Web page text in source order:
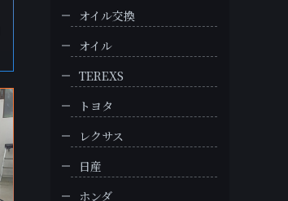
オイル交換
オイル
TEREXS
トヨタ
レクサス
日産
ホンダ